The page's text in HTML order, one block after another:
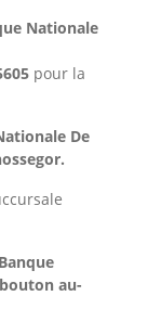
Nationale
pour la
De
au-